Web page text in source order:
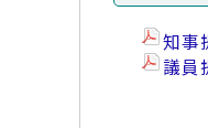
知事
議員